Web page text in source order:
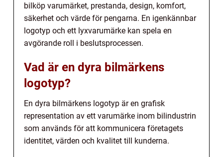
bilköp varumärket, prestanda, design, komfort,
säkerhet och värde för pengarna. En igenkännbar
logotyp och ett lyxvarumärke kan spela en
avgörande roll i beslutsprocessen.
Vad är en dyra bilmärkens
logotyp?
En dyra bilmärkens logotyp är en grafisk
representation av ett varumärke inom bilindustrin
som används för att kommunicera företagets
identitet, värden och kvalitet till kunderna.